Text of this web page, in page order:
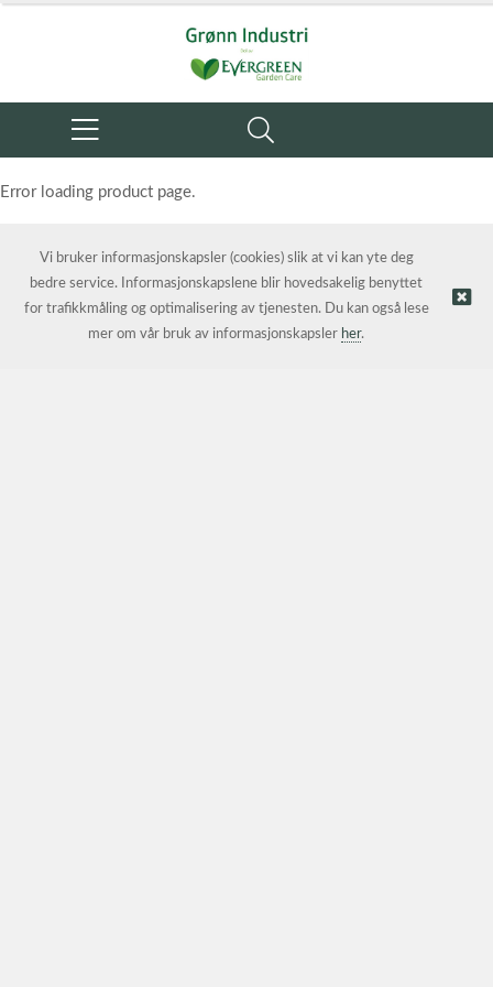
Error loading product page.
© Grønn Industri AS | Nettbutikk levert avKréatif AS
Vi bruker informasjonskapsler (cookies) slik at vi kan yte deg
bedre service. Informasjonskapslene blir hovedsakelig benyttet
for trafikkmåling og optimalisering av tjenesten. Du kan også lese
mer om vår bruk av informasjonskapsler her.